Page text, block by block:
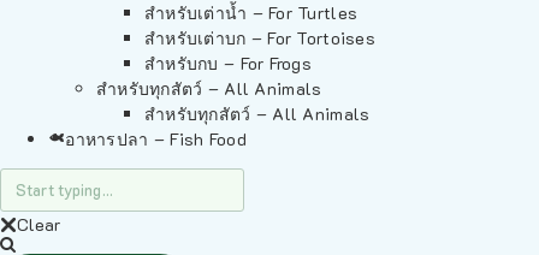
สำหรับเต่าน้ำ – For Turtles
สำหรับเต่าบก – For Tortoises
สำหรับกบ – For Frogs
สำหรับทุกสัตว์ – All Animals
สำหรับทุกสัตว์ – All Animals
อาหารปลา – Fish Food
Clear